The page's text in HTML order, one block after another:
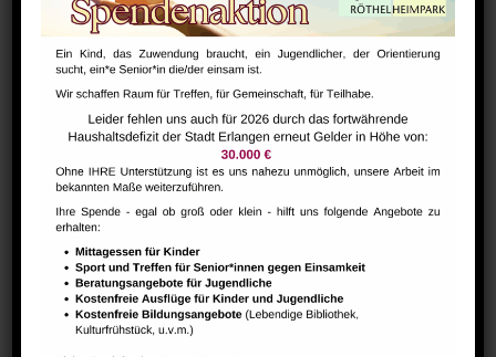
Internationaler Kaffeetreff
August 11 @ 10:00 - 12:00